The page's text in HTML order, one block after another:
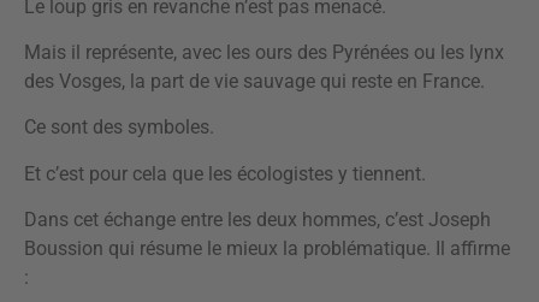
Le loup gris en revanche n’est pas menacé.
Mais il représente, avec les ours des Pyrénées ou les lynx
des Vosges, la part de vie sauvage qui reste en France.
Ce sont des symboles.
Et c’est pour cela que les écologistes y tiennent.
Dans cet échange entre les deux hommes, c’est Joseph
Boussion qui résume le mieux la problématique. Il affirme
: